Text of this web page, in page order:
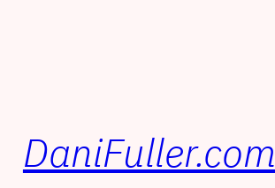
DaniFuller.com